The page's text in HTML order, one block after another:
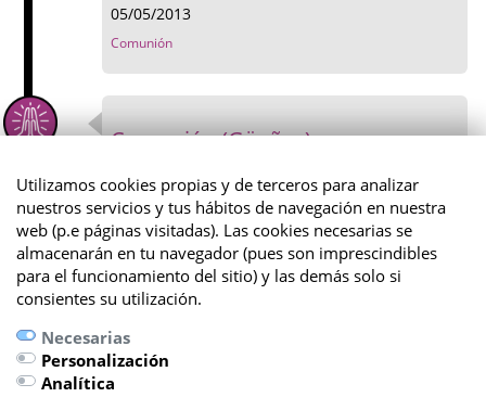
Utilizamos cookies propias y de terceros para analizar
nuestros servicios y tus hábitos de navegación en nuestra
web (p.e páginas visitadas). Las cookies necesarias se
almacenarán en tu navegador (pues son imprescindibles
para el funcionamiento del sitio) y las demás solo si
consientes su utilización.
Necesarias
Personalización
Analítica
05/05/2013
Comunión
Comunión (Güeñes)
Comunión